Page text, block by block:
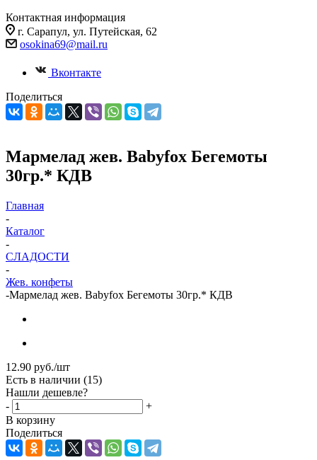
Контактная информация
г. Сарапул, ул. Путейская, 62
osokina69@mail.ru
Вконтакте
Поделиться
Мармелад жев. Babyfox Бегемоты
30гр.* КДВ
Главная
-
Каталог
-
СЛАДОСТИ
-
Жев. конфеты
-Мармелад жев. Babyfox Бегемоты 30гр.* КДВ
12.90 руб./шт
Есть в наличии (15)
Нашли дешевле?
-
+
В корзину
Поделиться